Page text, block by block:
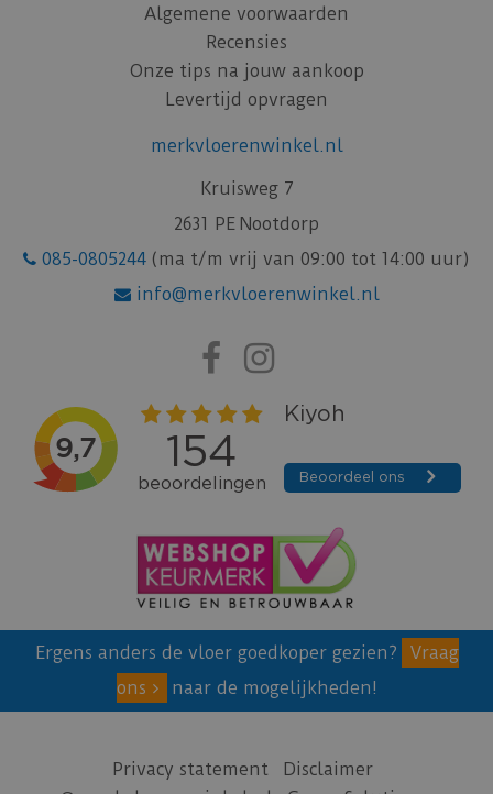
Algemene voorwaarden
Recensies
Onze tips na jouw aankoop
Levertijd opvragen
merkvloerenwinkel.nl
Kruisweg 7
2631 PE Nootdorp
085-0805244 (ma t/m vrij van 09:00 tot 14:00 uur)
info@merkvloerenwinkel.nl
Ergens anders de vloer goedkoper gezien?
Vraag
ons
naar de mogelijkheden!
Privacy statement
Disclaimer